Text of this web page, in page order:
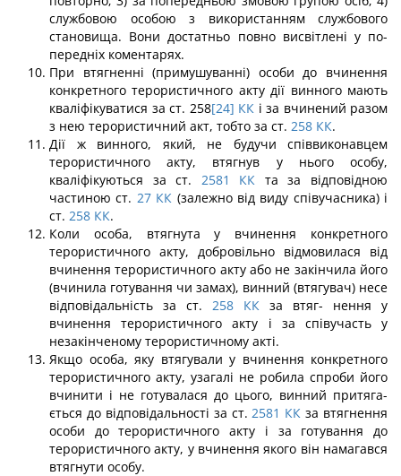
службовою осо­бою з використанням службового
становища. Вони достатньо повно висвітлені у по­
передніх коментарях.
При втягненні (примушуванні) особи до вчинення
конкретного терористично­го акту дії винного мають
кваліфікуватися за ст. 258[24] КК і за вчинений разом
з нею терористичний акт, тобто за ст. 258 КК.
Дії ж винного, який, не будучи співвиконавцем
терористичного акту, втягнув у нього особу,
кваліфікуються за ст. 2581 КК та за відповідною
частиною ст. 27 КК (залежно від виду співучасника) і
ст. 258 КК.
Коли особа, втягнута у вчинення конкретного
терористичного акту, добровіль­но відмовилася від
вчинення терористичного акту або не закінчила його
(вчинила готування чи замах), винний (втягувач) несе
відповідальність за ст. 258 КК за втяг- нення у
вчинення терористичного акту і за співучасть у
незакінченому терористич­ному акті.
Якщо особа, яку втягували у вчинення конкретного
терористичного акту, узагалі не робила спроби його
вчинити і не готувалася до цього, винний притяга­
ється до відповідальності за ст. 2581 КК за втягнення
особи до терористичного акту і за готування до
терористичного акту, у вчинення якого він намагався
втягнути особу.